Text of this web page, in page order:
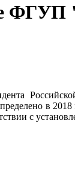
ФГУП
в
с